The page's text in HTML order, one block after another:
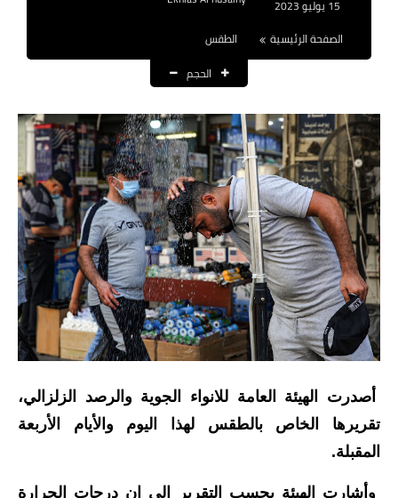
العقود والاجور اليومية
الرواتب
القروض والسلف
المنح المالية
قطع الاراضي
اخبار العراق
الاخبار السياسية
الاخبار الامنية
الاخبار الاقتصادية
الصفحة الرئيسية
الطقس
الحجم
أصدرت الهيئة العامة للانواء الجوية والرصد الزلزالي،
تقريرها الخاص بالطقس لهذا اليوم والأيام الأربعة
المقبلة.
وأشارت الهيئة بحسب التقرير الى ان درجات الحرارة